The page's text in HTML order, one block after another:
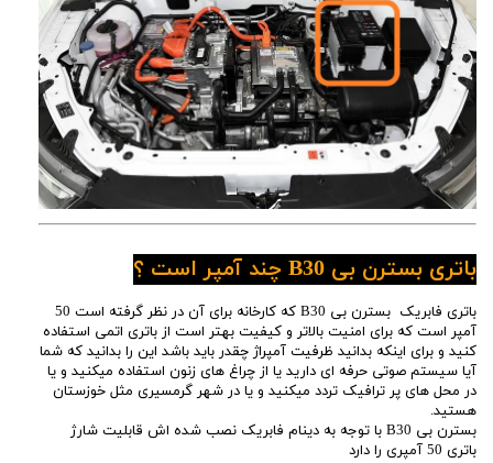
باتری بسترن بی B30 چند آمپر است ؟
باتری فابریک بسترن بی B30 که کارخانه برای آن در نظر گرفته است 50
آمپر است که برای امنیت بالاتر و کیفیت بهتر است از باتری اتمی استفاده
کنید و برای اینکه بدانید ظرفیت آمپراژ چقدر باید باشد این را بدانید که شما
آیا سیستم صوتی حرفه ای دارید یا از چراغ های زنون استفاده میکنید و یا
در محل های پر ترافیک تردد میکنید و یا در شهر گرمسیری مثل خوزستان
هستید.
بسترن بی B30 با توجه به دینام فابریک نصب شده اش قابلیت شارژ
باتری 50 آمپری را دارد